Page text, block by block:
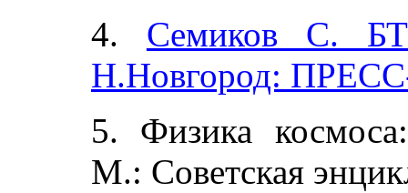
4. Семиков С.
Н.Новгород:
5. Физика
М.: Советская